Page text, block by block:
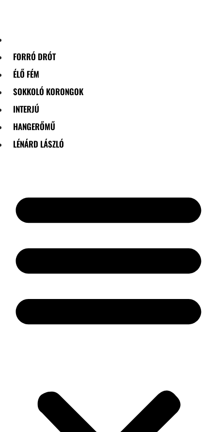
FORRÓ DRÓT
ÉLŐ FÉM
SOKKOLÓ KORONGOK
INTERJÚ
HANGERŐMŰ
LÉNÁRD LÁSZLÓ